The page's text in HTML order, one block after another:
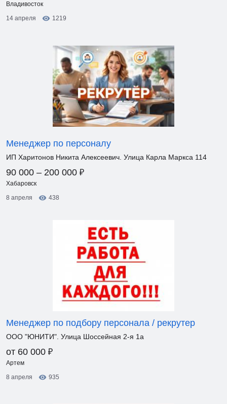
Владивосток
14 апреля
1219
Менеджер по персоналу
ИП Харитонов Никита Алексеевич. Улица Карла Маркса 114
90 000 – 200 000 ₽
Хабаровск
8 апреля
438
Менеджер по подбору персонала / рекрутер
ООО "ЮНИТИ". Улица Шоссейная 2-я 1а
от 60 000 ₽
Артем
8 апреля
935